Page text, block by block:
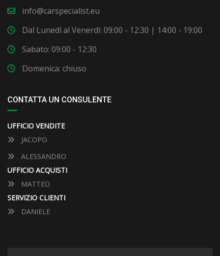
info@carspecialist.eu
Dal Lunedì al Venerdì: 09:00 - 12:30 | 14:00 - 19:00
Sabato: 09:00 - 12:30
Domenica: chiuso
CONTATTA UN CONSULENTE
UFFICIO VENDITE
JACOPO
ALESSANDRO
UFFICIO ACQUISTI
MATTEO
SERVIZIO CLIENTI
DANIELE